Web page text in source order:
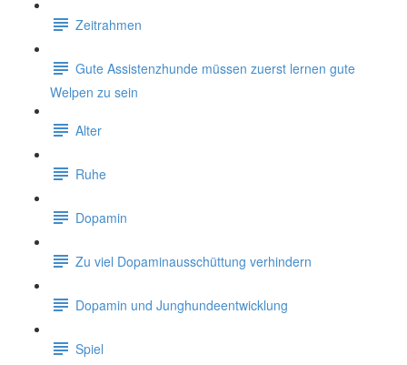
Zeitrahmen
Gute Assistenzhunde müssen zuerst lernen gute
Welpen zu sein
Alter
Ruhe
Dopamin
Zu viel Dopaminausschüttung verhindern
Dopamin und Junghundeentwicklung
Spiel